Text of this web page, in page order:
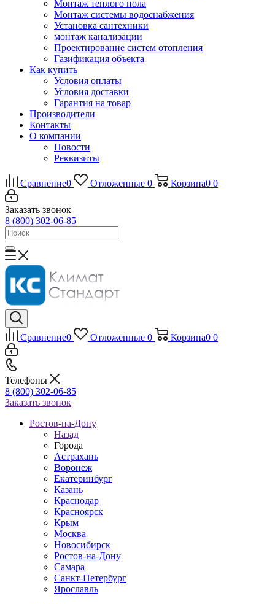
Монтаж теплого пола
Монтаж системы водоснабжения
Установка сантехники
монтаж канализации
Проектирование систем отопления
Газификация объекта
Как купить
Условия оплаты
Условия доставки
Гарантия на товар
Производители
Контакты
О компании
Новости
Реквизиты
Сравнение0 Отложенные 0 Корзина0 0
Заказать звонок
8 (800) 302-06-85
Сравнение0 Отложенные 0 Корзина0 0
Телефоны
8 (800) 302-06-85
Заказать звонок
Ростов-на-Дону
Назад
Города
Астрахань
Воронеж
Екатеринбург
Казань
Краснодар
Красноярск
Крым
Москва
Новосибирск
Ростов-на-Дону
Самара
Санкт-Петербург
Ярославль